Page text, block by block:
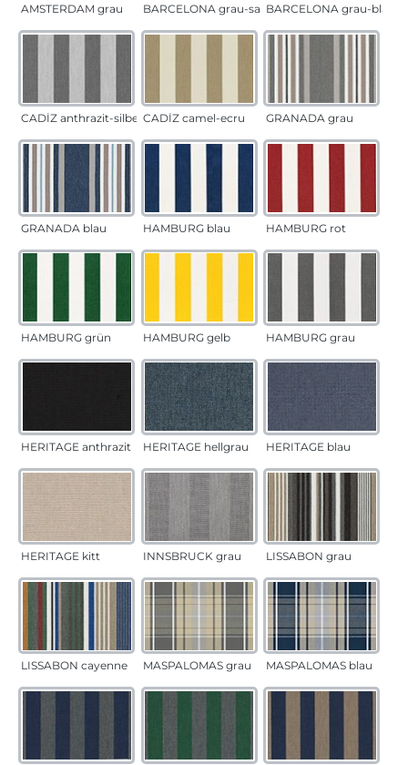
AMSTERDAM grau BARCELONA grau-sandBARCELONA grau-blau
CADÍZ anthrazit-silber CADÍZ camel-ecru GRANADA grau
GRANADA blau HAMBURG blau HAMBURG rot
HAMBURG grün HAMBURG gelb HAMBURG grau
HERITAGE anthrazit HERITAGE hellgrau HERITAGE blau
HERITAGE kitt INNSBRUCK grau LISSABON grau
LISSABON cayenne MASPALOMAS grau MASPALOMAS blau